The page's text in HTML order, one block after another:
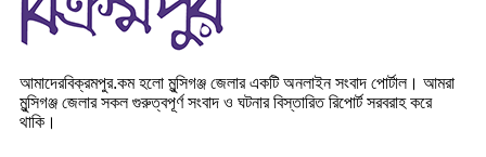
আমাদেরবিক্রমপুর.কম হলো মুন্সিগঞ্জ জেলার একটি অনলাইন সংবাদ পোর্টাল। আমরা
মুন্সিগঞ্জ জেলার সকল গুরুত্বপূর্ণ সংবাদ ও ঘটনার বিস্তারিত রিপোর্ট সরবরাহ করে
থাকি।